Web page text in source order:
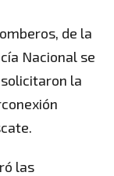
de la
Nacional se
la
las